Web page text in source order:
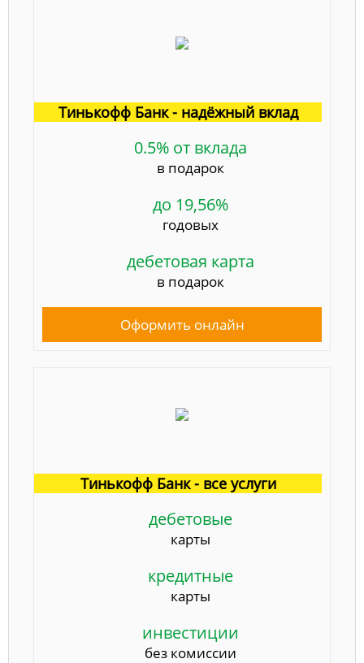
Тинькофф Банк - надёжный вклад
0.5% от вклада
в подарок
до 19,56%
годовых
дебетовая карта
в подарок
Оформить онлайн
Тинькофф Банк - все услуги
дебетовые
карты
кредитные
карты
инвестиции
без комиссии